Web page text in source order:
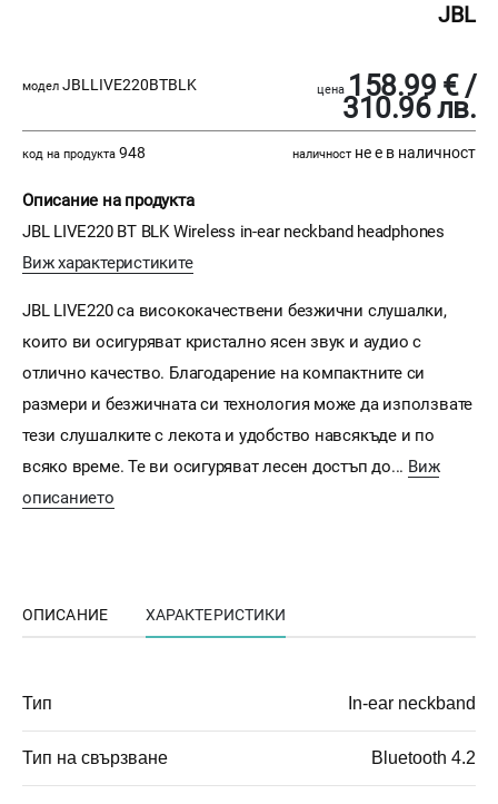
JBL
модел JBLLIVE220BTBLK цена 158.99 € /
310.96 лв.
код на продукта 948 наличност не е в наличност
Описание на продукта
JBL LIVE220 BT BLK Wireless in-ear neckband headphones
Виж характеристиките
JBL LIVE220 са висококачествени безжични слушалки,
които ви осигуряват кристално ясен звук и аудио с
отлично качество. Благодарение на компактните си
размери и безжичната си технология може да използвате
тези слушалките с лекота и удобство навсякъде и по
всяко време. Те ви осигуряват лесен достъп до... Виж
описанието
ОПИСАНИЕ ХАРАКТЕРИСТИКИ
Тип In-ear neckband
Тип на свързване Bluetooth 4.2